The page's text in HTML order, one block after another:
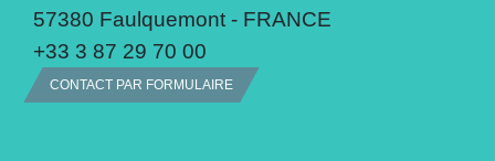
57380 Faulquemont - FRANCE
+33 3 87 29 70 00
CONTACT PAR FORMULAIRE